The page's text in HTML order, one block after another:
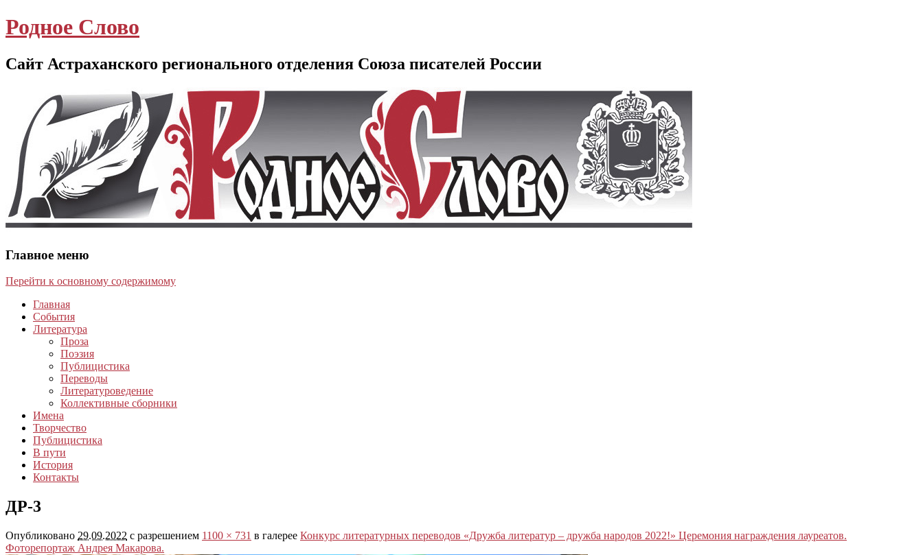
Родное Слово
Сайт Астраханского регионального отделения Союза писателей России
Главное меню
Перейти к основному содержимому
Главная
События
Литература
Проза
Поэзия
Публицистика
Переводы
Литературоведение
Коллективные сборники
Имена
Творчество
Публицистика
В пути
История
Контакты
ДР-3
Опубликовано 29.09.2022 с разрешением 1100 × 731 в галерее Конкурс литературных переводов «Дружба литератур – дружба народов 2022!» Церемония награждения лауреатов.
Фоторепортаж Андрея Макарова.